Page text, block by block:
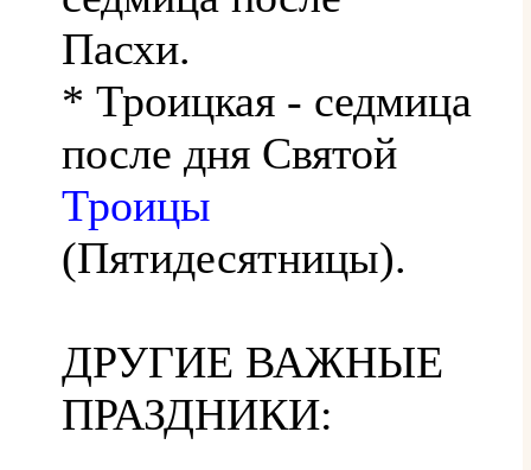
Пасхи.
* Троицкая - седмица
после дня Святой
Троицы
(Пятидесятницы).
ДРУГИЕ ВАЖНЫЕ
ПРАЗДНИКИ: